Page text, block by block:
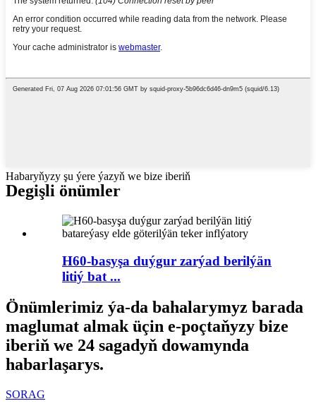
Habaryňyzy şu ýere ýazyň we bize iberiň
Degişli önümler
H60-basyşa duýgur zarýad berilýän
litiý bat ...
Önümlerimiz ýa-da bahalarymyz barada
maglumat almak üçin e-poçtaňyzy bize
iberiň we 24 sagadyň dowamynda
habarlaşarys.
SORAG